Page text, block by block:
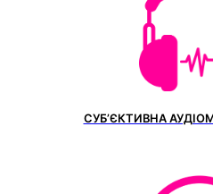
СУБ’ЄКТИВНА